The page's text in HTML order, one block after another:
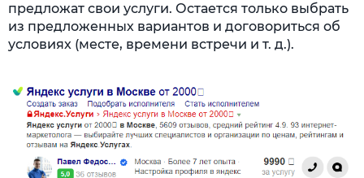
предложат свои услуги. Остается только выбрать
из предложенных вариантов и договориться об
условиях (месте, времени встречи и т. д.).